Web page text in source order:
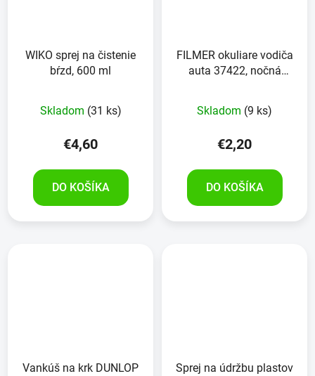
WIKO sprej na čistenie
bŕzd, 600 ml
Skladom (31 ks)
€4,60
DO KOŠÍKA
FILMER okuliare vodiča
auta 37422, nočná
Skladom (9 ks)
€2,20
DO KOŠÍKA
Vankúš na krk DUNLOP
Sprej na údržbu plastov